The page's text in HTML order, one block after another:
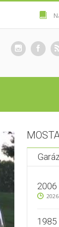
2006
1985